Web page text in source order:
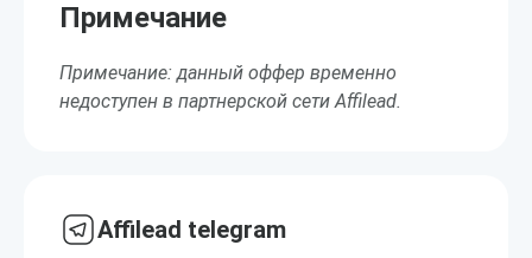
Примечание
Примечание: данный оффер временно
недоступен в партнерской сети Affilead.
Affilead telegram